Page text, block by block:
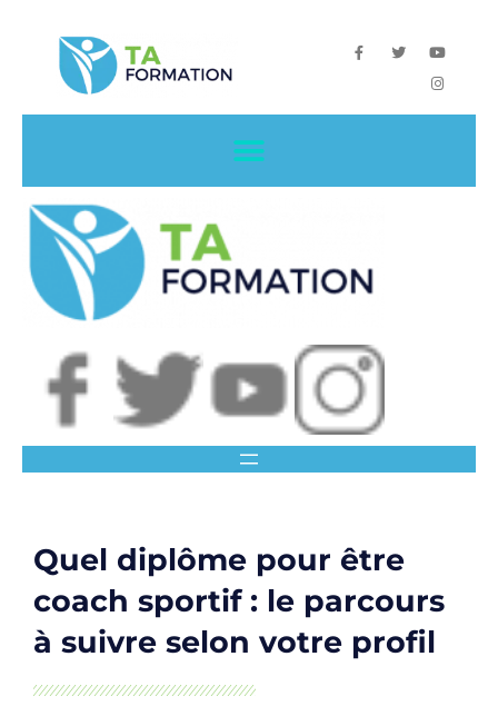
Quel diplôme pour être
coach sportif : le parcours
à suivre selon votre profil